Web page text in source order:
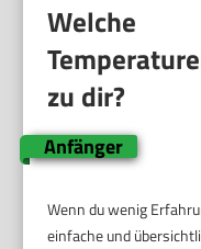
Welche
zu dir?
Anfänger
Wenn du wenig
einfache und